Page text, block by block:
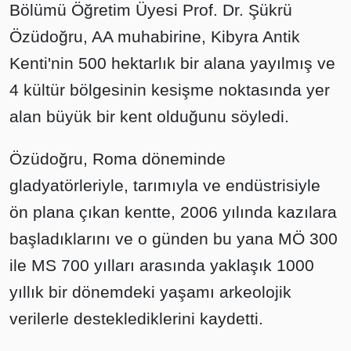
Bölümü Öğretim Üyesi Prof. Dr. Şükrü
Özüdoğru, AA muhabirine, Kibyra Antik
Kenti'nin 500 hektarlık bir alana yayılmış ve
4 kültür bölgesinin kesişme noktasında yer
alan büyük bir kent olduğunu söyledi.
Özüdoğru, Roma döneminde
gladyatörleriyle, tarımıyla ve endüstrisiyle
ön plana çıkan kentte, 2006 yılında kazılara
başladıklarını ve o günden bu yana MÖ 300
ile MS 700 yılları arasında yaklaşık 1000
yıllık bir dönemdeki yaşamı arkeolojik
verilerle desteklediklerini kaydetti.